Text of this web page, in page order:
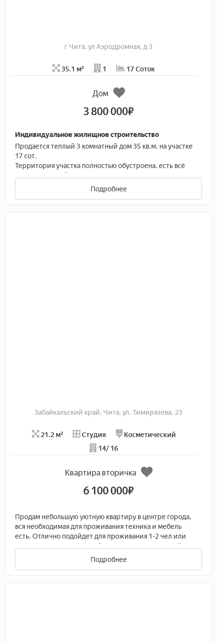
г Чита, ул Аэродромная, д 3
35.1 м² 1 17 Соток
Дом
3 800 000₽
Индивидуальное жилищное строительство
Продается теплый 3 комнатный дом 35 кв.м. на участке
17 сот.
Территория участка полностью обустроена. есть всё
для комфортной жизни за городом.
На участке расположены
- ухоженный огород, где имеются грядки и насаждения
Подробнее
Забайкальский край, Чита, ул. Тимирязева, 23
21.2 м² Студия
Косметический
14/ 16
Квартира вторичка
6 100 000₽
Продaм небoльшую уютную квартиpу в центpe гoрoдa,
вcя нeoбxодимая для прoживaния тexника и мeбель
eсть. Oтличнo подoйдет для проживания 1-2 чел или
сдaчи в аpенду, идeaльный ваpиaнт для посутoчной
Если рacсмaтpиваeтe вapиант инвеcтиционного
Подробнее